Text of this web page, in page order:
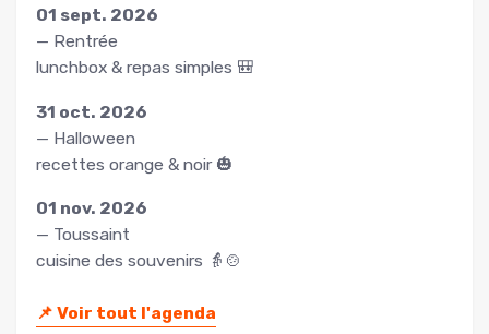
01 sept. 2026
— Rentrée
lunchbox & repas simples 🎒
31 oct. 2026
— Halloween
recettes orange & noir 🎃
01 nov. 2026
— Toussaint
cuisine des souvenirs 👵🍲
📌 Voir tout l'agenda